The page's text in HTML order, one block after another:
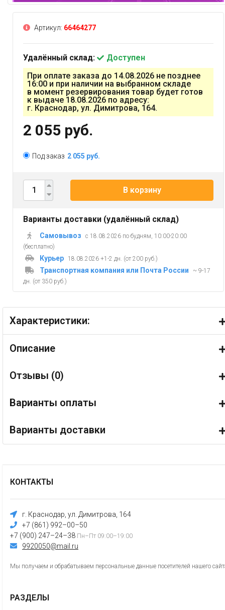
Артикул: 66464277
Удалённый склад:
Доступен
При оплате заказа до 14.08.2026 не позднее
16:00 и при наличии на выбранном складе
в момент резервирования товар будет готов
к выдаче 18.08.2026 по адресу:
г. Краснодар, ул. Димитрова, 164.
2 055 руб.
Под заказ 2 055 руб.
В корзину
Варианты доставки (удалённый склад)
Самовывоз
с 18.08.2026 по будням, 10:00-20:00
(бесплатно)
Курьер 18.08.2026 +1-2 дн. (от 200 руб.)
Транспортная компания или Почта России
~ 9-17
дн. (от 350 руб.)
Характеристики:
Описание
Отзывы (0)
Варианты оплаты
Варианты доставки
КОНТАКТЫ
г. Краснодар, ул. Димитрова, 164
+7 (861) 992–00–50
+7 (900) 247–24–38 Пн–Пт 09:00–19:00
9920050@mail.ru
Мы получаем и обрабатываем персональные данные посетителей нашего
РАЗДЕЛЫ